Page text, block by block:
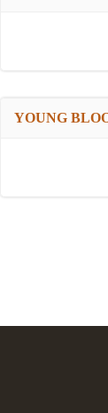
YOUNG